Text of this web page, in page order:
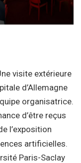
visite extérieure
d’Allemagne
organisatrice.
d’être reçus
l’exposition
artificielles.
Paris-Saclay